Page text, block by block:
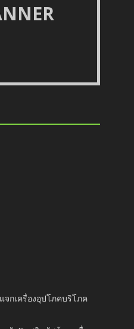
กเครื่องอุปโภคบริโภค